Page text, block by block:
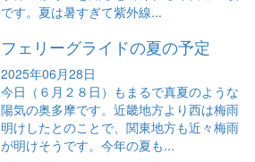
です。夏は暑すぎて紫外線...
フェリーグライドの夏の予定
2025年06月28日
今日（６月２８日）もまるで真夏のような
陽気の奥多摩です。近畿地方より西は梅雨
明けしたとのことで、関東地方も近々梅雨
が明けそうです。今年の夏も...